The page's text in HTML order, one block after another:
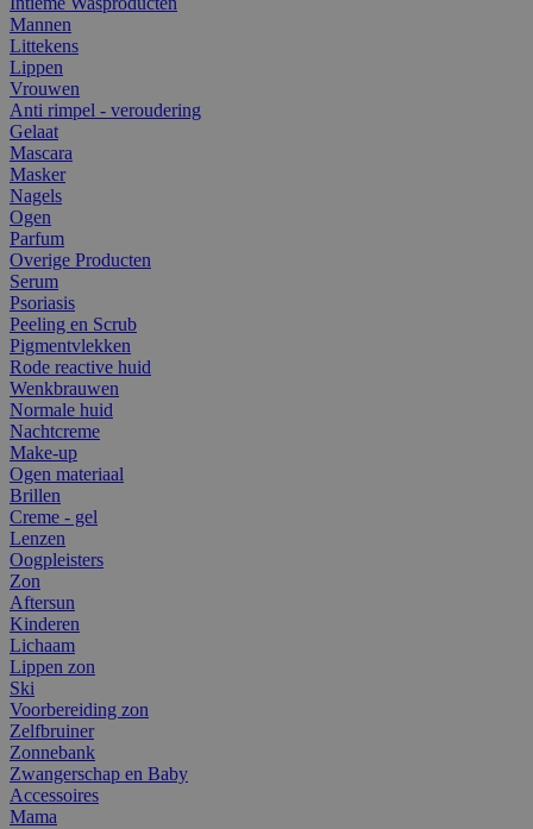
Mannen
Littekens
Lippen
Vrouwen
Anti rimpel - veroudering
Gelaat
Mascara
Masker
Nagels
Ogen
Parfum
Overige Producten
Serum
Psoriasis
Peeling en Scrub
Pigmentvlekken
Rode reactive huid
Wenkbrauwen
Normale huid
Nachtcreme
Make-up
Ogen materiaal
Brillen
Creme - gel
Lenzen
Oogpleisters
Zon
Aftersun
Kinderen
Lichaam
Lippen zon
Ski
Voorbereiding zon
Zelfbruiner
Zonnebank
Zwangerschap en Baby
Accessoires
Mama